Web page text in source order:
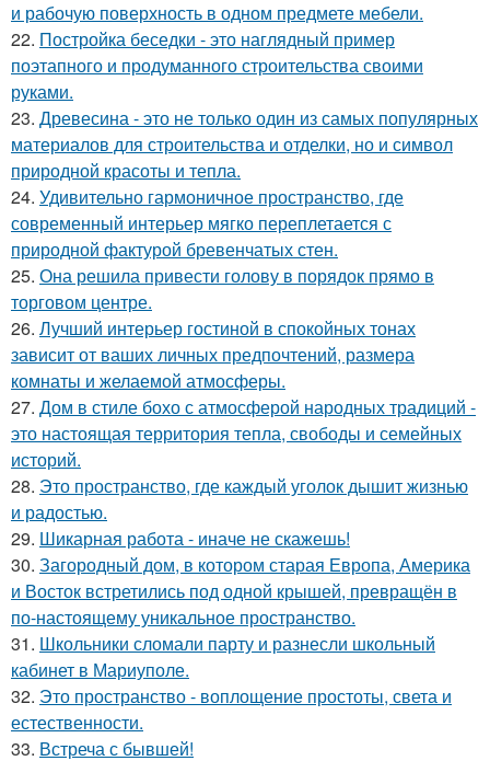
и рабочую поверхность в одном предмете мебели.
22. Постройка беседки - это наглядный пример
поэтапного и продуманного строительства своими
руками.
23. Древесина - это не только один из самых популярных
материалов для строительства и отделки, но и символ
природной красоты и тепла.
24. Удивительно гармоничное пространство, где
современный интерьер мягко переплетается с
природной фактурой бревенчатых стен.
25. Она решила привести голову в порядок прямо в
торговом центре.
26. Лучший интерьер гостиной в спокойных тонах
зависит от ваших личных предпочтений, размера
комнаты и желаемой атмосферы.
27. Дом в стиле бохо с атмосферой народных традиций -
это настоящая территория тепла, свободы и семейных
историй.
28. Это пространство, где каждый уголок дышит жизнью
и радостью.
29. Шикарная работа - иначе не скажешь!
30. Загородный дом, в котором старая Европа, Америка
и Восток встретились под одной крышей, превращён в
по-настоящему уникальное пространство.
31. Школьники сломали парту и разнесли школьный
кабинет в Мариуполе.
32. Это пространство - воплощение простоты, света и
естественности.
33. Встреча с бывшей!